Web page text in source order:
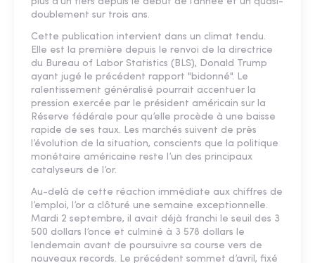
doublement sur trois ans.
Cette publication intervient dans un climat tendu.
Elle est la première depuis le renvoi de la directrice
du Bureau of Labor Statistics (BLS), Donald Trump
ayant jugé le précédent rapport "bidonné". Le
ralentissement généralisé pourrait accentuer la
pression exercée par le président américain sur la
Réserve fédérale pour qu’elle procède à une baisse
rapide de ses taux. Les marchés suivent de près
l’évolution de la situation, conscients que la politique
monétaire américaine reste l’un des principaux
catalyseurs de l’or.
Au-delà de cette réaction immédiate aux chiffres de
l’emploi, l’or a clôturé une semaine exceptionnelle.
Mardi 2 septembre, il avait déjà franchi le seuil des 3
500 dollars l’once et culminé à 3 578 dollars le
lendemain avant de poursuivre sa course vers de
nouveaux records. Le précédent sommet d’avril, fixé